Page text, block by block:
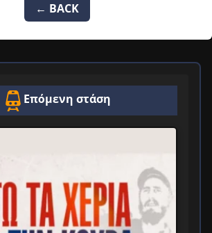
← BACK
Επόμενη στάση